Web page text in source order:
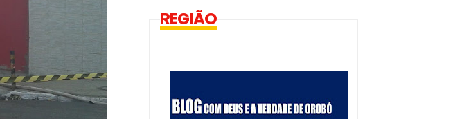
REGIÃO